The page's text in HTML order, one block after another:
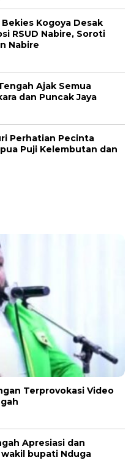
Bekies Kogoya Desak
RSUD Nabire, Soroti
Nabire
Ajak Semua
dan Puncak Jaya
Perhatian Pecinta
Puji Kelembutan dan
Terprovokasi Video
Apresiasi dan
bupati Nduga